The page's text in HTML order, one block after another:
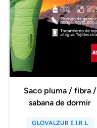
Saco pluma / fibra /
sabana de dormir
GLOVALZUR E.I.R.L